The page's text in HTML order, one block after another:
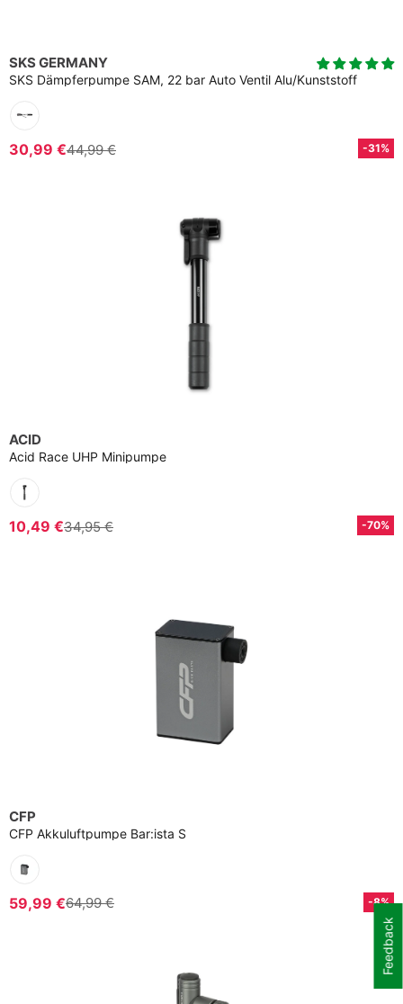
SKS GERMANY
SKS Dämpferpumpe SAM, 22 bar Auto Ventil Alu/Kunststoff
30,99 €44,99 € -31%
ACID
Acid Race UHP Minipumpe
10,49 €34,95 € -70%
CFP
CFP Akkuluftpumpe Bar:ista S
59,99 €64,99 € -8%
Feedback